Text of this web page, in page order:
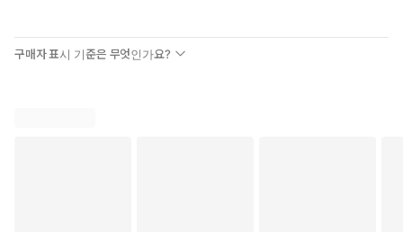
구매자 표시 기준은 무엇인가요?